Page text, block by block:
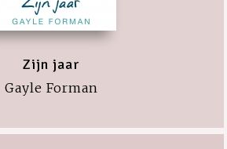
Zijn jaar
Gayle Forman